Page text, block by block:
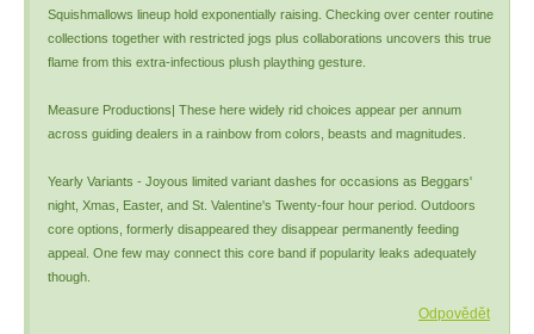
Squishmallows lineup hold exponentially raising. Checking over center routine
collections together with restricted jogs plus collaborations uncovers this true
flame from this extra-infectious plush plaything gesture.
Measure Productions| These here widely rid choices appear per annum
across guiding dealers in a rainbow from colors, beasts and magnitudes.
Yearly Variants - Joyous limited variant dashes for occasions as Beggars'
night, Xmas, Easter, and St. Valentine's Twenty-four hour period. Outdoors
core options, formerly disappeared they disappear permanently feeding
appeal. One few may connect this core band if popularity leaks adequately
though.
Odpovědět